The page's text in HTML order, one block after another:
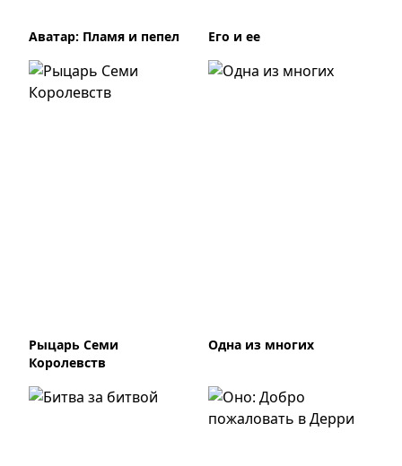
Аватар: Пламя и пепел Его и ее
Рыцарь Семи
Королевств
Одна из многих